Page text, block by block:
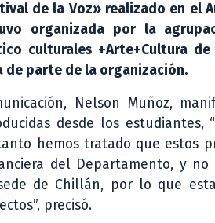
de la Voz» realizado en el
organizada por la
culturales +Arte+Cultura
de parte de la organización.
Nelson Muñoz,
desde los estudiantes,
hemos tratado que estos
del Departamento, y no
de Chillán, por lo que
precisó.